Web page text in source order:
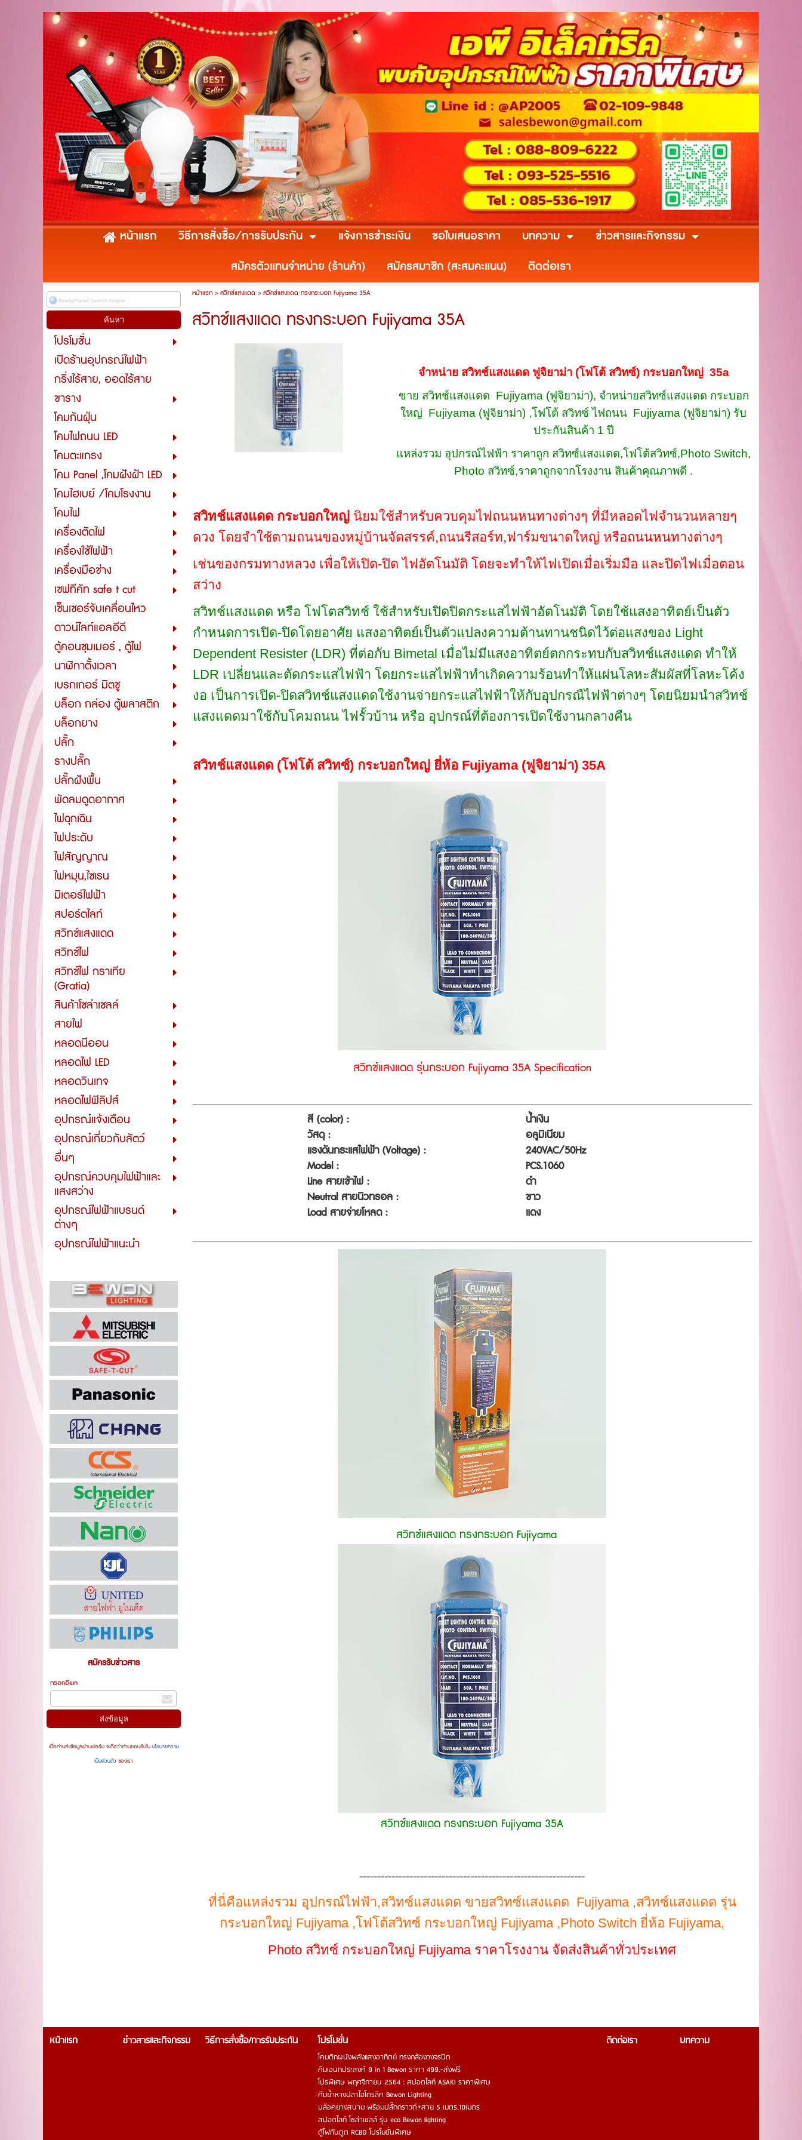
หน้าแรก วิธีการสั่งซื้อ/การรับประกัน แจ้งการชำระเงิน ขอใบเสนอราคา บทความ
ข่าวสารและกิจกรรม
สมัครตัวแทนจำหน่าย (ร้านค้า)
สมัครสมาชิก (สะสมคะแนน) ติดต่อเรา
โปรโมชั่น
เปิดร้านอุปกรณ์ไฟฟ้า
กริ่งไร้สาย, ออดไร้สาย
ขาราง
โคมกันฝุ่น
โคมไฟถนน LED
โคมตะแกรง
โคม Panel ,โคมฝังฝ้า LED
โคมไฮเบย์ /โคมโรงงาน
โคมไฟ
เครื่องตัดไฟ
เครื่องใช้ไฟฟ้า
เครื่องมือช่าง
เซฟทีคัท safe t cut
เซ็นเซอร์จับเคลื่อนไหว
ดาวน์ไลท์แอลอีดี
ตู้คอนซุมเมอร์ , ตู้ไฟ
นาฬิกาตั้งเวลา
เบรกเกอร์ มิตซู
บล็อก กล่อง ตู้พลาสติก
บล็อกยาง
ปลั๊ก
รางปลั๊ก
ปลั๊กฝังพื้น
พัดลมดูดอากาศ
ไฟฉุกเฉิน
ไฟประดับ
ไฟสัญญาณ
ไฟหมุน,ไซเรน
มิเตอร์ไฟฟ้า
สปอร์ตไลท์
สวิทซ์แสงแดด
สวิทซ์ไฟ
สวิทซ์ไฟ กราเทีย
(Gratia)
สินค้าโซล่าเซลล์
สายไฟ
หลอดนีออน
หลอดไฟ LED
หลอดวินเทจ
หลอดไฟฟิลิปส์
อุปกรณ์แจ้งเตือน
อุปกรณ์เกี่ยวกับสัตว์
อื่นๆ
อุปกรณ์ควบคุมไฟฟ้าและ
แสงสว่าง
อุปกรณ์ไฟฟ้าแบรนด์
ต่างๆ
อุปกรณ์ไฟฟ้าแนะนำ
สมัครรับข่าวสาร
กรอกอีเมล
เมื่อท่านส่งข้อมูลผ่านฟอร์ม จะถือว่าท่านยอมรับในนโยบายความ
เป็นส่วนตัวของเรา
หน้าแรก> สวิทซ์แสงแดด > สวิทช์แสงแดด ทรงกระบอก Fujiyama 35A
สวิทช์แสงแดด ทรงกระบอก Fujiyama 35A
จำหน่าย สวิทช์แสงแดด ฟูจิยาม่า (โฟโต้ สวิทซ์) กระบอกใหญ่ 35a
ขาย สวิทช์แสงแดด Fujiyama (ฟูจิยาม่า), จำหน่ายสวิทซ์แสงแดด กระบอก
ใหญ่ Fujiyama (ฟูจิยาม่า) ,โฟโต้ สวิทซ์ ไฟถนน Fujiyama (ฟูจิยาม่า) รับ
ประกันสินค้า 1 ปี
แหล่งรวม อุปกรณ์ไฟฟ้า ราคาถูก สวิทซ์แสงแดด,โฟโต้สวิทซ์,Photo Switch,
Photo สวิทซ์,ราคาถูกจากโรงงาน สินค้าคุณภาพดี .
สวิทช์แสงแดด กระบอกใหญ่นิยมใช้สำหรับควบคุมไฟถนนหนทางต่างๆ ที่มีหลอดไฟจำนวนหลายๆ
ดวง โดยจำใช้ตามถนนของหมู่บ้านจัดสรรค์,ถนนรีสอร์ท,ฟาร์มขนาดใหญ่ หรือถนนหนทางต่างๆ
เช่นของกรมทางหลวง เพื่อให้เปิด-ปิด ไฟอัตโนมัติ โดยจะทำให้ไฟเปิดเมื่อเริ่มมือ และปิดไฟเมื่อตอน
สว่าง
สวิทช์แสงแดด หรือ โฟโตสวิทช์ ใช้สำหรับเปิดปิดกระแสไฟฟ้าอัตโนมัติ โดยใช้แสงอาทิตย์เป็นตัว
กำหนดการเปิด-ปิดโดยอาศัย แสงอาทิตย์เป็นตัวแปลงความต้านทานชนิดไว้ต่อแสงของ Light
Dependent Resister (LDR) ที่ต่อกับ Bimetal เมื่อไม่มีแสงอาทิตย์ตกกระทบกับสวิทช์แสงแดด ทำให้
LDR เปลี่ยนและตัดกระแสไฟฟ้า โดยกระแสไฟฟ้าทำเกิดความร้อนทำให้แผ่นโลหะสัมผัสที่โลหะโค้ง
งอ เป็นการเปิด-ปิดสวิทช์แสงแดดใช้งานจ่ายกระแสไฟฟ้าให้กับอุปกรณืไฟฟ้าต่างๆ โดยนิยมนำสวิทช์
แสงแดดมาใช้กับโคมถนน ไฟรั้วบ้าน หรือ อุปกรณ์ที่ต้องการเปิดใช้งานกลางคืน
สวิทช์แสงแดด (โฟโต้ สวิทซ์) กระบอกใหญ่ ยี่ห้อ Fujiyama (ฟูจิยาม่า) 35A
สวิทช์แสงแดด รุ่นกระบอก Fujiyama 35A Specification
สี (color) :
น้ำเงิน
วัสดุ :
อลูมิเนียม
แรงดันกระแสไฟฟ้า (Voltage) :
240VAC/50Hz
Model :
PCS.1060
Line สายเข้าไฟ :
ดำ
Neutral สายนิวทรอล :
ขาว
Load สายจ่ายโหลด :
แดง
สวิทช์แสงแดด ทรงกระบอก Fujiyama
สวิทช์แสงแดด ทรงกระบอก Fujiyama 35A
---------------------------------------------------------------
ที่นี่คือแหล่งรวม อุปกรณ์ไฟฟ้า,สวิทซ์แสงแดด ขายสวิทซ์แสงแดด Fujiyama ,สวิทซ์แสงแดด รุ่น
กระบอกใหญ่ Fujiyama ,โฟโต้สวิทซ์ กระบอกใหญ่ Fujiyama ,Photo Switch ยี่ห้อ Fujiyama,
Photo สวิทซ์ กระบอกใหญ่ Fujiyama ราคาโรงงาน จัดส่งสินค้าทั่วประเทศ
หน้าแรก ข่าวสารและกิจกรรม วิธีการสั่งซื้อ/การรับประกัน โปรโมชั่น
โคมติกผนังพลังแสงอาทิตย์ ทรงกล้องวงจรปิด
คีมเอนกประสงค์ 9 in 1 Bewon ราคา 499.-ส่งฟรี
โปรพิเศษ พฤศจิกายน 2564 : สปอตไลท์ ASAKI ราคาพิเศษ
คีมย้ำหางปลาไฮโดรลิค Bewon Lighting
บล๊อคยางสนาม พร้อมปลั๊กกราวด์+สาย 5 เมตร,10เมตร
สปอตไลท์ โซล่าเซลล์ รุ่น eco Bewon lighting
ตู้ไฟกันดูด RCBO โปรโมชั่นพิเศษ
ติดต่อเรา บทความ